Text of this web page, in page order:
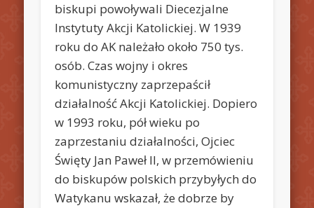
biskupi powoływali Diecezjalne
Instytuty Akcji Katolickiej. W 1939
roku do AK należało około 750 tys.
osób. Czas wojny i okres
komunistyczny zaprzepaścił
działalność Akcji Katolickiej. Dopiero
w 1993 roku, pół wieku po
zaprzestaniu działalności, Ojciec
Święty Jan Paweł II, w przemówieniu
do biskupów polskich przybyłych do
Watykanu wskazał, że dobrze by